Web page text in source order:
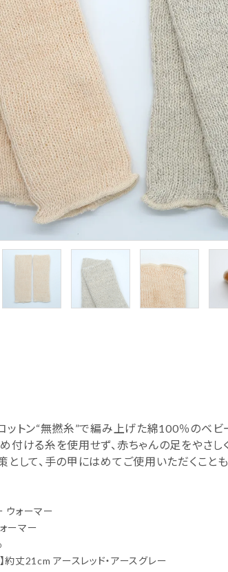
スキンケ
靴下
布もの
ットン“無撚糸”で編み上げた綿100％のベビ
付ける糸を使用せず、赤ちゃんの足をやさし
として、手の甲にはめてご使用いただくことも
ウォーマー
ォーマー
】約丈21cm アースレッド・アースグレー